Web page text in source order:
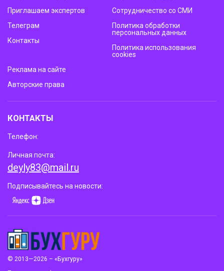
© 2013—2026 – «Бухгуру»
Приглашаем экспертов
Телеграм
Контакты
Сотрудничество со СМИ
Политика обработки
персональных данных
Политика использования
cookies
Реклама на сайте
Авторские права
КОНТАКТЫ
Телефон:
Личная почта:
deyly83@mail.ru
Подписывайтесь на новости: